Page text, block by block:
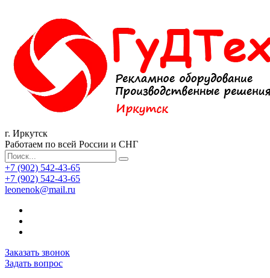
г. Иркутск
Работаем по всей России и СНГ
+7 (902) 542-43-65
+7 (902) 542-43-65
leonenok@mail.ru
Заказать звонок
Задать вопрос